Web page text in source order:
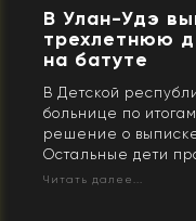
В Улан-Удэ
трехлетнюю
на батуте
В Детской
больнице по
решение о
Остальные дети
Читать далее...